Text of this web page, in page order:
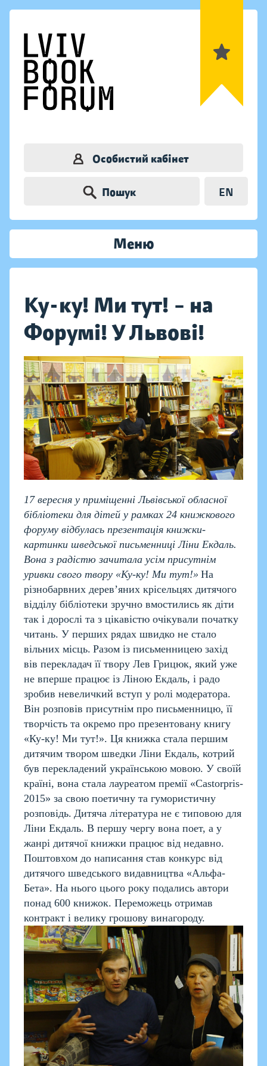
Особистий кабінет
Пошук EN
Меню
Ку-ку! Ми тут! – на
Форумі! У Львові!
17 вересня у приміщенні Львівської обласної
бібліотеки для дітей у рамках 24 книжкового
форуму відбулась презентація книжки-
картинки шведської письменниці Ліни Екдаль.
Вона з радістю зачитала усім присутнім
уривки свого твору «Ку-ку! Ми тут!» На
різнобарвних дерев’яних крісельцях дитячого
відділу бібліотеки зручно вмостились як діти
так і дорослі та з цікавістю очікували початку
читань. У перших рядах швидко не стало
вільних місць. Разом із письменницею захід
вів перекладач її твору Лев Грицюк, який уже
не вперше працює із Ліною Екдаль, і радо
зробив невеличкий вступ у ролі модератора.
Він розповів присутнім про письменницю, її
творчість та окремо про презентовану книгу
«Ку-ку! Ми тут!». Ця книжка стала першим
дитячим твором шведки Ліни Екдаль, котрий
був перекладений українською мовою. У своїй
країні, вона стала лауреатом премії «Castorpris-
2015» за свою поетичну та гумористичну
розповідь. Дитяча література не є типовою для
Ліни Екдаль. В першу чергу вона поет, а у
жанрі дитячої книжки працює від недавно.
Поштовхом до написання став конкурс від
дитячого шведського видавництва «Альфа-
Бета». На нього цього року подались автори
понад 600 книжок. Переможець отримав
контракт і велику грошову винагороду.